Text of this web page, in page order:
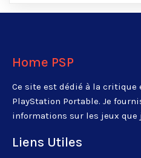
Home PSP
Ce site est dédié à la critique
PlayStation Portable. Je
informations sur les jeux que
Liens Utiles